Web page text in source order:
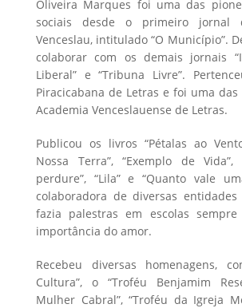
Oliveira Marques foi uma das
sociais desde o primeiro jornal
Venceslau, intitulado “O Município”.
colaborar com os demais jornais
Liberal” e “Tribuna Livre”.
Piracicabana de Letras e foi uma
Academia Venceslauense de Letras.
Publicou os livros “Pétalas ao
Nossa Terra”, “Exemplo de
perdure”, “Lila” e “Quanto vale
colaboradora de diversas
fazia palestras em escolas
importância do amor.
Recebeu diversas homenagens,
Cultura”, o “Troféu Benjamim
Mulher Cabral”, “Troféu da Igreja